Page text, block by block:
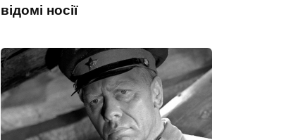
відомі носії